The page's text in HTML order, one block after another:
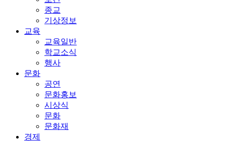
종교
기상정보
교육
교육일반
학교소식
행사
문화
공연
문화홍보
시상식
문화
문화재
경제